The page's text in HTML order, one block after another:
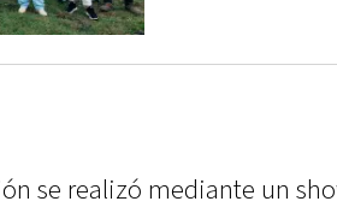
se realizó mediante un